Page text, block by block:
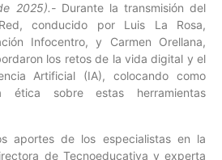
2025).- Durante la transmisión del
conducido por Luis La Rosa,
Infocentro, y Carmen Orellana,
los retos de la vida digital y el
Artificial (IA), colocando como
sobre estas herramientas
aportes de los especialistas en la
de Tecnoeducativa y experta